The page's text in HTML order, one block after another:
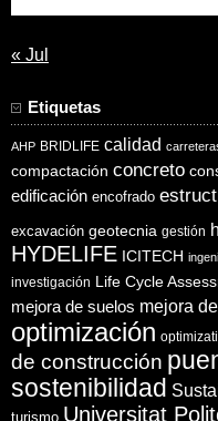
« Jul
Etiquetas
AHP BRIDLIFE calidad
compactación concreto
edificación encofrado
excavación geotecnia gestión
HYDELIFE ICITECH
investigación Life Cycle
mejora de suelos mejora
optimización
de construcción
sostenibilidad
turismo Universitat